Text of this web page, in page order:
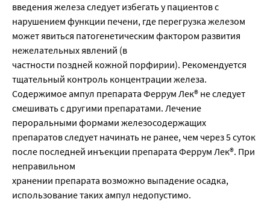
введения железа следует избегать у пациентов с
нарушением функции печени, где перегрузка железом
может явиться патогенетическим фактором развития
нежелательных явлений (в
частности поздней кожной порфирии). Рекомендуется
тщательный контроль концентрации железа.
Содержимое ампул препарата Феррум Лек® не следует
смешивать с другими препаратами. Лечение
пероральными формами железосодержащих
препаратов следует начинать не ранее, чем через 5 суток
после последней инъекции препарата Феррум Лек®. При
неправильном
хранении препарата возможно выпадение осадка,
использование таких ампул недопустимо.